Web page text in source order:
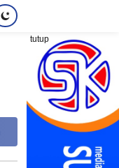
tutup